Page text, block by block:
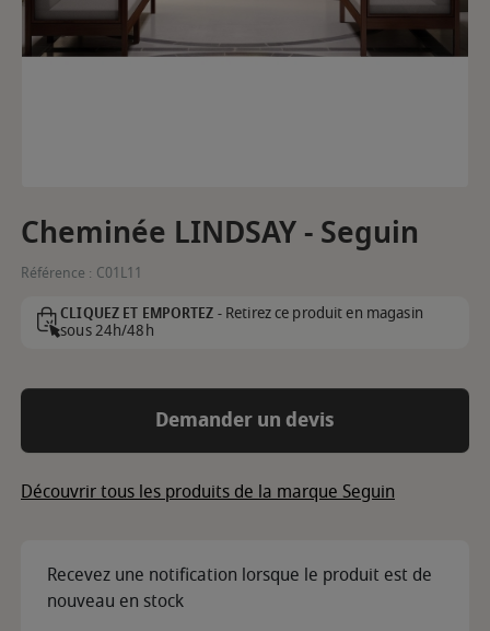
Cheminée LINDSAY - Seguin
Référence : C01L11
CLIQUEZ ET EMPORTEZ -Retirez ce produit en magasin
sous 24h/48h
Demander un devis
Découvrir tous les produits de la marque Seguin
Recevez une notification lorsque le produit est de
nouveau en stock